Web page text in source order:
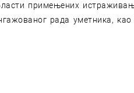
примењених
рада уметника,